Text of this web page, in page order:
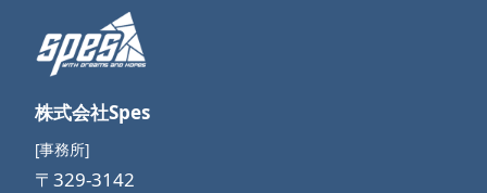
株式会社Spes
[事務所]
〒329-3142